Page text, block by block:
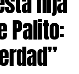
Palito: